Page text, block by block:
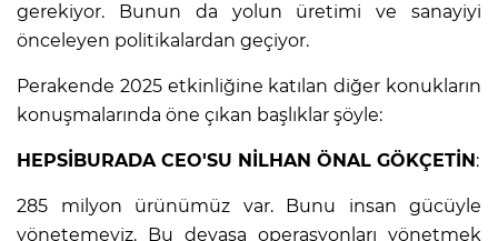
gerekiyor. Bunun da yolun üretimi ve sanayiyi
önceleyen politikalardan geçiyor.
Perakende 2025 etkinliğine katılan diğer konukların
konuşmalarında öne çıkan başlıklar şöyle:
HEPSİBURADA CEO'SU NİLHAN ÖNAL GÖKÇETİN:
285 milyon ürünümüz var. Bunu insan gücüyle
yönetemeyiz. Bu devasa operasyonları yönetmek